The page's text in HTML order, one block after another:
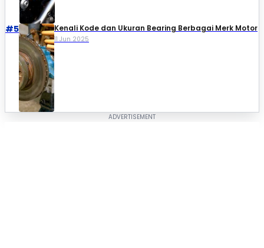
#5 Kenali Kode dan Ukuran Bearing Berbagai Merk Motor
11 Jun 2025